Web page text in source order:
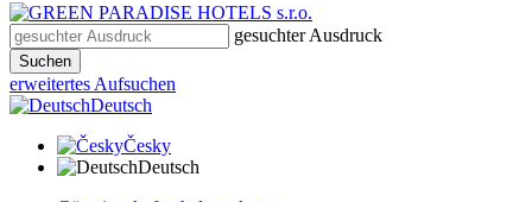
gesuchter Ausdruck
Suchen
erweitertes Aufsuchen
Deutsch
Česky
Deutsch